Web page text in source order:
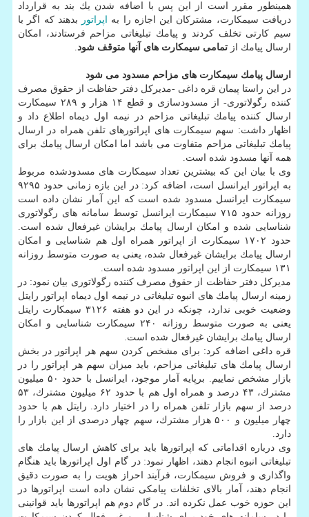
همینطور مقرر است از این پس با اضافه شدن یك بند به قرارداد
دریافت سیمكارت، مشتركان این اجازه را به
اپراتور
بدهند كه اگر با
سیم كارتی تخلف كردند و پیامك تبلیغاتی مزاحم فرستادند، امكان
ارسال پیامك از تمامی سیمكارت های آنها متوقف شود.
ارسال پیامك سیمكارت های مزاحم مسدود می شود
در این راستا پیمان قره داغی -مدیركل دفتر حفاظت از حقوق مصرف
كننده رگولاتوری- از مسدودسازی و قطع ۱۴ هزار و ۲۸۹ سیمكارت
ارسال كننده پیامك تبلیغاتی مزاحم در نیمه اول دیماه اطلاع داد و
اظهار داشت: سهم سیمكارت های اپراتورهای تلفن همراه در ارسال
پیامك تبلیغاتی مزاحم متفاوت می باشد اما امكان ارسال پیامك برای
همه آنها مسدود شده است.
وی با بیان این كه بیشترین تعداد سیمكارت های مسدودشده مربوط
به اپراتور ایرانسل است، اضافه كرد: در این بازه زمانی حدود ۹۲۹۵
سیمكارت ایرانسل مسدود شده است كه این آمار نشان داده است
روزانه حدود ۷۱۵ سیمكارت ایرانسل توسط سامانه های رگولاتوری
شناسایی شده و امكان ارسال پیامك برایشان غیرفعال شده است.
حدود ۱۷۰۲ سیمكارت از اپراتور همراه اول هم شناسایی و امكان
ارسال پیامك برایشان غیرفعال شده، یعنی به صورت متوسط روزانه
۱۳۱ سیمكارت از این اپراتور مسدود شده است.
مدیركل دفتر حفاظت از حقوق مصرف كننده رگولاتوری بیان نمود: در
زمینه ارسال پیامك های انبوه تبلیغاتی در نیمه اول دیماه اپراتور رایتل
وضعیت خوبی ندارد، چونكه در این دو هفته ۳۱۲۶ سیمكارت رایتل
یعنی به صورت متوسط روزانه ۲۴۰ سیمكارت شناسایی و امكان
ارسال پیامك برایشان غیرفعال شده است.
قره داغی اضافه كرد: برای مشخص كردن سهم هر اپراتور در بخش
ارسال پیامك های تبلیغاتی مزاحم، باید میزان سهم هر اپراتور را در
بازار مشخص نماییم. برپایه آمار موجود، ایرانسل با حدود ۵۰ میلیون
مشترك، ۴۳ درصد و همراه اول هم با حدود ۶۲ میلیون مشترك، ۵۳
درصد از سهم بازار تلفن همراه را در اختیار دارد. رایتل هم با حدود
چهار میلیون و ۵۰۰ هزار مشترك، سهم چهار درصدی از این بازار را
دارد.
وی درباره اقداماتی كه اپراتورها باید برای كاهش ارسال پیامك های
تبلیغاتی انبوه انجام دهند، اظهار نمود: در گام اول اپراتورها باید هنگام
واگذاری و فروش سیمكارت، فرآیند احراز هویت را به صورت دقیق
انجام دهند، آمار بالای تخلفات پیامكی نشان داده است اپراتورها در
این حوزه خوب عمل نكرده اند. در گام دوم هم اپراتورها باید قوانینی